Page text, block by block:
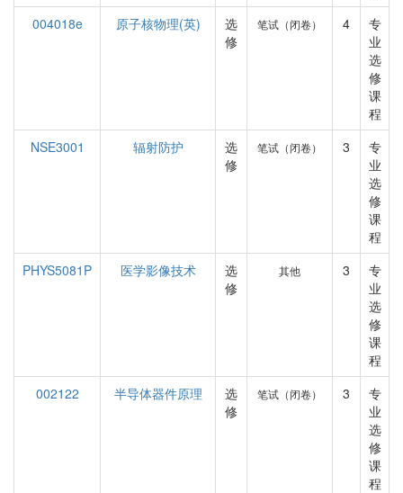
004018e
原子核物理(英)
选
修
笔试（闭卷） 4
专
业
选
修
课
程
NSE3001
辐射防护
选
修
笔试（闭卷） 3
专
业
选
修
课
程
PHYS5081P
医学影像技术
选
修
其他 3
专
业
选
修
课
程
002122
半导体器件原理
选
修
笔试（闭卷） 3
专
业
选
修
课
程